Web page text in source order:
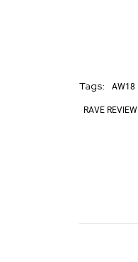
Tags: AW18
RAVE REVIEW